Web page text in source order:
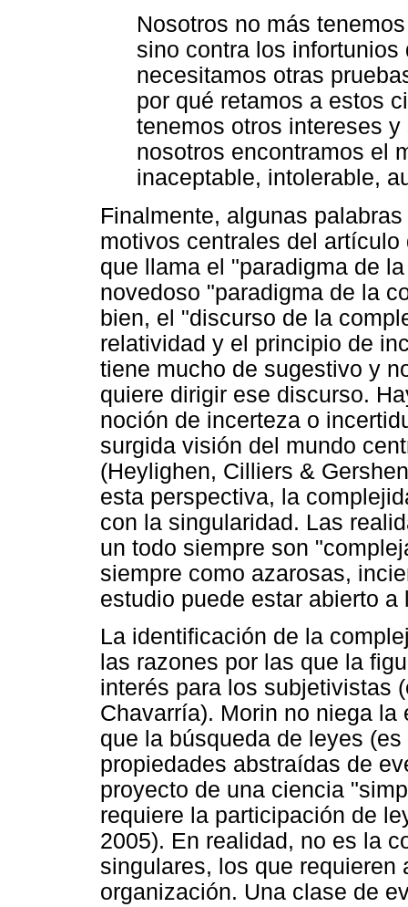
Nosotros no más
sino contra los
necesitamos otras
por qué retamos a estos
tenemos otros intereses
nosotros encontramos el
inaceptable, intolerable,
Finalmente, algunas
motivos centrales del
que llama el "paradigma de
novedoso "paradigma de la
bien, el "discurso de la
relatividad y el principio de
tiene mucho de sugestivo y
quiere dirigir ese discurso.
noción de incerteza o
surgida visión del mundo
(Heylighen, Cilliers &
esta perspectiva, la
con la singularidad. Las
un todo siempre son
siempre como azarosas,
estudio puede estar abierto a
La identificación de la
las razones por las que la
interés para los subjetivistas
Chavarría). Morin no niega
que la búsqueda de leyes
propiedades abstraídas de
proyecto de una ciencia
requiere la participación de
2005). En realidad, no es la
singulares, los que
organización. Una clase de